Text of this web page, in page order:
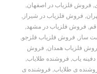
, فروش فلزیاب در اصفهان,
, فروش فلزیاب در شیراز,
, فروش فلزیاب در مشهد,
ساز, فروش فلزیاب فلزجو,
فلزیاب همدان, فروش
یاب, فروشنده طلایاب,
ی طلایاب, فروشنده ی